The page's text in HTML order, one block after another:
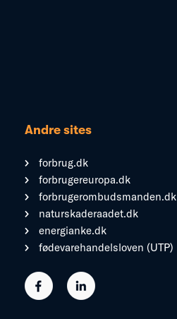
Andre sites
forbrug.dk
forbrugereuropa.dk
forbrugerombudsmanden.dk
naturskaderaadet.dk
energianke.dk
fødevarehandelsloven (UTP)